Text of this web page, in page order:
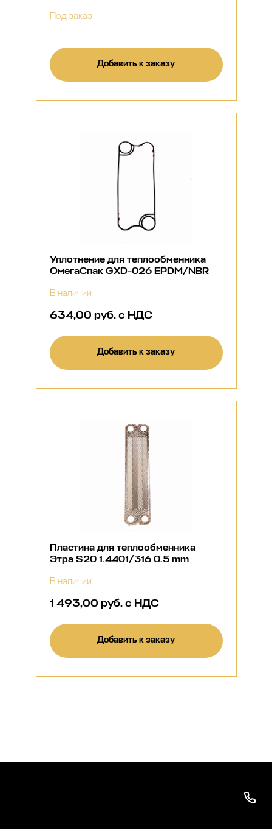
Под заказ
Добавить к заказу
Уплотнение для теплообменника
ОмегаСпак GXD-026 EPDM/NBR
В наличии
634,00 руб. с НДС
Добавить к заказу
Пластина для теплообменника
Этра S20 1.4401/316 0.5 mm
В наличии
1 493,00 руб. с НДС
Добавить к заказу